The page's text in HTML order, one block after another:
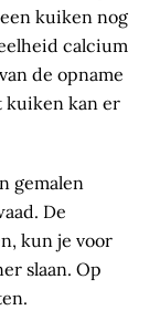
kuiken nog
calcium
de opname
kuiken kan er
gemalen
De
kun je voor
slaan. Op